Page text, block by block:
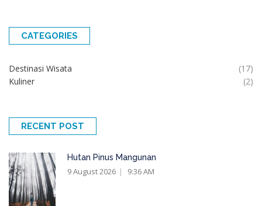
CATEGORIES
Destinasi Wisata
(17)
Kuliner
(2)
RECENT POST
Hutan Pinus Mangunan
9 August 2026 9:36 AM